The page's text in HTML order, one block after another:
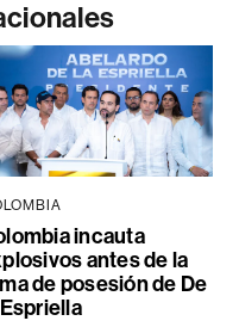
incauta
antes de la
de posesión de De